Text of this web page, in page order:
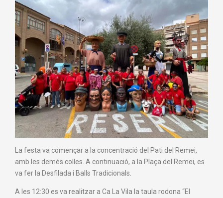
La festa va començar a la concentració del Pati del Remei,
amb les demés colles. A continuació, a la Plaça del Remei, es
va fer la Desfilada i Balls Tradicionals.
A les 12:30 es va realitzar a Ca La Vila la taula rodona “El